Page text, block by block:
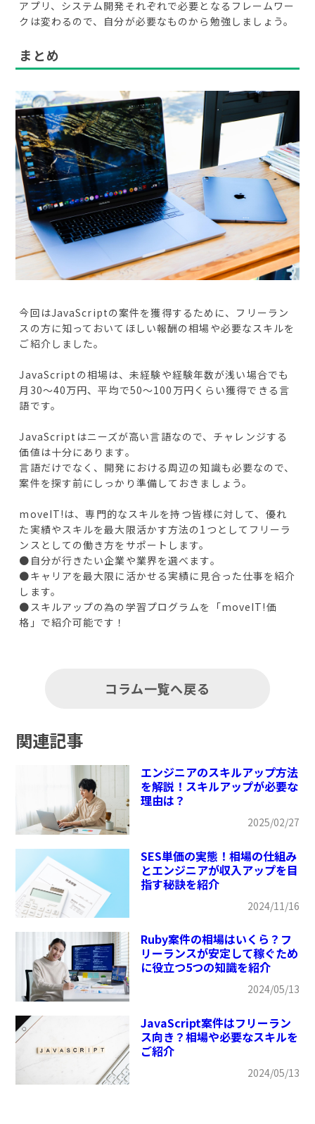
アプリ、システム開発それぞれで必要となるフレームワー
クは変わるので、自分が必要なものから勉強しましょう。
まとめ
今回はJavaScriptの案件を獲得するために、フリーラン
スの方に知っておいてほしい報酬の相場や必要なスキルを
ご紹介しました。
JavaScriptの相場は、未経験や経験年数が浅い場合でも
月30〜40万円、平均で50〜100万円くらい獲得できる言
語です。
JavaScriptはニーズが高い言語なので、チャレンジする
価値は十分にあります。
言語だけでなく、開発における周辺の知識も必要なので、
案件を探す前にしっかり準備しておきましょう。
moveIT!は、専門的なスキルを持つ皆様に対して、優れ
た実績やスキルを最大限活かす方法の1つとしてフリーラ
ンスとしての働き方をサポートします。
●自分が行きたい企業や業界を選べます。
●キャリアを最大限に活かせる実績に見合った仕事を紹介
します。
●スキルアップの為の学習プログラムを「moveIT!価
格」で紹介可能です！
コラム一覧へ戻る
関連記事
エンジニアのスキルアップ方法
を解説！スキルアップが必要な
理由は？
2025/02/27
SES単価の実態！相場の仕組み
とエンジニアが収入アップを目
指す秘訣を紹介
2024/11/16
Ruby案件の相場はいくら？フ
リーランスが安定して稼ぐため
に役立つ5つの知識を紹介
2024/05/13
JavaScript案件はフリーラン
ス向き？相場や必要なスキルを
ご紹介
2024/05/13